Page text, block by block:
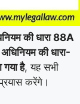
की धारा 88A
की धारा-
गया है, यह सभी
करेंगे।